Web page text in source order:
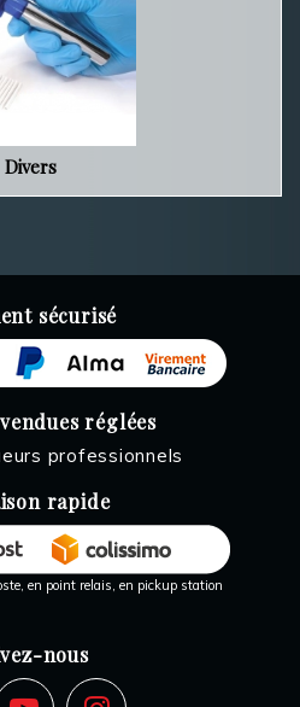
Divers
sécurisé
réglées
professionnels
rapide
en point relais, en pickup station
nous